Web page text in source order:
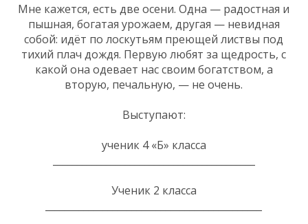
Мне кажется, есть две осени. Одна — радостная и
пышная, богатая урожаем, другая — невидная
собой: идёт по лоскутьям преющей листвы под
тихий плач дождя. Первую любят за щедрость, с
какой она одевает нас своим богатством, а
вторую, печальную, — не очень.
Выступают:
ученик 4 «Б» класса
Ученик 2 класса